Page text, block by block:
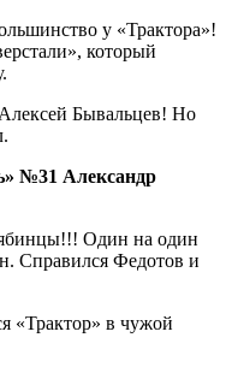
у «Трактора»!
который
Бывальцев! Но
№31 Александр
Один на один
Справился Федотов и
«Трактор» в чужой